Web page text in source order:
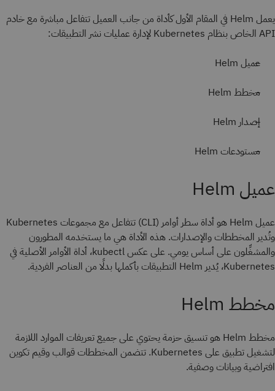
يعمل Helm في المقام الأول كأداة من جانب العميل تتفاعل مباشرة مع خادم
API الخاص بنظام Kubernetes لإدارة عمليات نشر التطبيقات:
عميل Helm
مخطط Helm
إصدار Helm
مستودعات Helm
عميل Helm
عميل Helm هو أداة سطر أوامر (CLI) تتفاعل مع مجموعات Kubernetes
وتُدير المخططات والإصدارات. هذه الأداة هي ما يستخدمه المطورون
والمشغِّلون على أساس يومي. على عكس kubectl، أداة الأوامر الأصلية في
Kubernetes، يُدير Helm التطبيقات بأكملها بدلًا من العناصر الفردية.
مخطط Helm
مخطط Helm هو تنسيق حزمة يحتوي على جميع تعريفات الموارد اللازمة
لتشغيل تطبيق على Kubernetes. تتضمن المخططات قوالب وقيم تكوين
افتراضية وبيانات وصفية.